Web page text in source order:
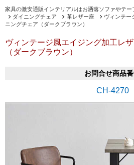
家具の激安通販インテリアルはお洒落ソファやテ
ダイニングチェア
革レザー座
ヴィンテー
ニングチェア（ダークブラウン）
ヴィンテージ風エイジング加工レ
（ダークブラウン）
お問合せ商品
CH-4270